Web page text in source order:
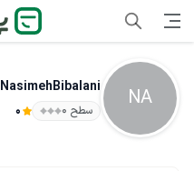
NA
NasimehBibalani
سطح ۰ 0